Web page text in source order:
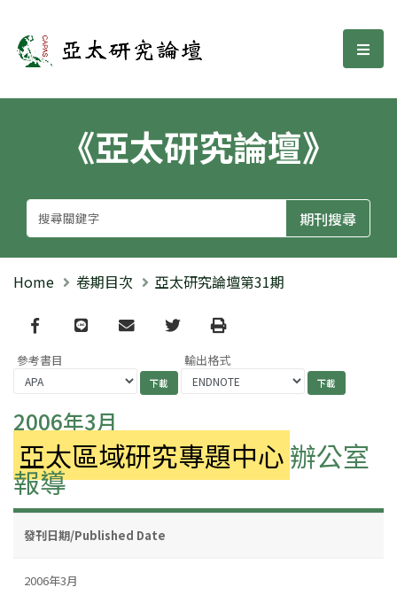
亞太研究論壇 選
《亞太研究論壇》
Home 卷期目次 亞太研究論壇第31期
Facebook
line email TwitterPrint
參考書目 輸出格式
2006年3月
亞太區域研究專題中心辦公室
報導
發刊日期/Published Date
2006年3月